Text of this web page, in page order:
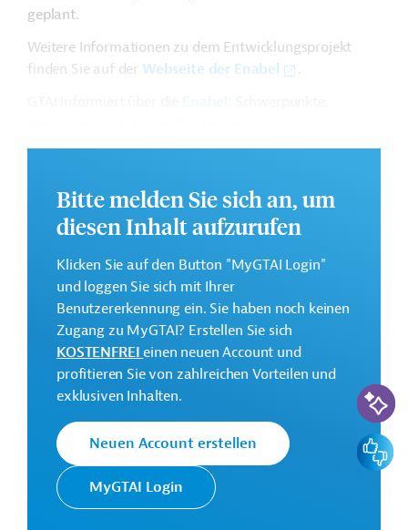
geplant.
Weitere Informationen zu dem Entwicklungsprojekt
finden Sie auf der Webseite der Enabel
Geschäftsanbahnung.
5,7 Millionen Euro
Kontaktadresse
Belgische
Entwicklungsagentur
Enabel
Enabel unterstützt die
Umsetzung von
die belgische Regierung. Sie
finanziert
Entwicklungsprojekte in
Afrika und im Nahen Osten.
Bitte melden Sie sich an, um
diesen Inhalt aufzurufen
Klicken Sie auf den Button "MyGTAI Login"
und loggen Sie sich mit Ihrer
Benutzererkennung ein. Sie haben noch keinen
Zugang zu MyGTAI? Erstellen Sie sich
KOSTENFREIeinen neuen Account und
profitieren Sie von zahlreichen Vorteilen und
exklusiven Inhalten.
Neuen Account erstellen
MyGTAI Login
KI-